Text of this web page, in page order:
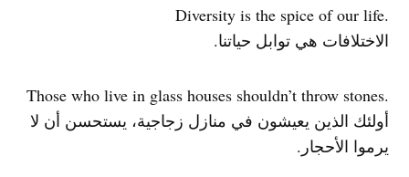
.Diversity is the spice of our life
الاختلافات هي توابل حياتنا.
.Those who live in glass houses shouldn’t throw stones
أولئك الذين يعيشون في منازل زجاجية، يستحسن أن لا
يرموا الأحجار.